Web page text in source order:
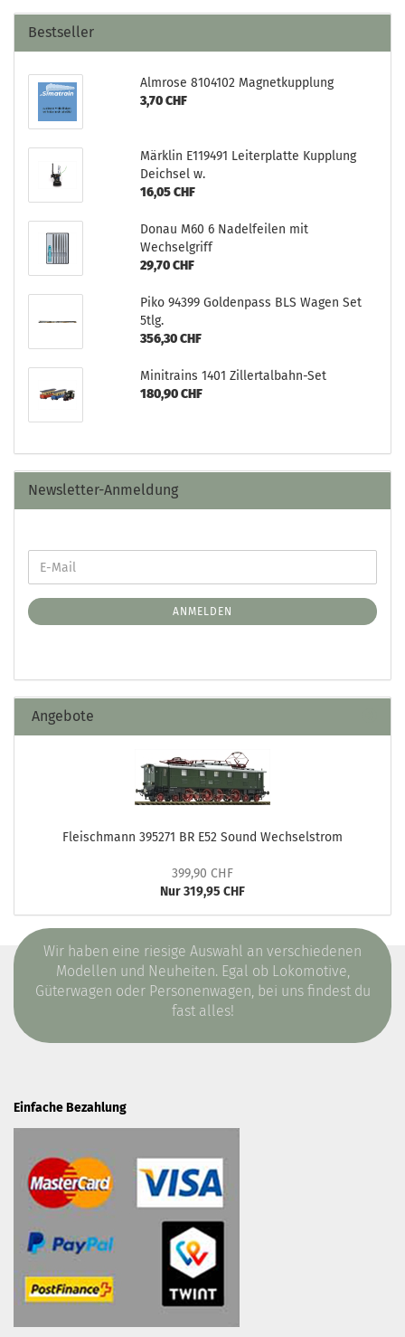
Bestseller
Almrose 8104102 Magnetkupplung
3,70 CHF
Märklin E119491 Leiterplatte Kupplung
Deichsel w.
16,05 CHF
Donau M60 6 Nadelfeilen mit
Wechselgriff
29,70 CHF
Piko 94399 Goldenpass BLS Wagen Set
5tlg.
356,30 CHF
Minitrains 1401 Zillertalbahn-Set
180,90 CHF
Newsletter-Anmeldung
ANMELDEN
Angebote
Fleischmann 395271 BR E52 Sound Wechselstrom
399,90 CHF
Nur 319,95 CHF
Wir haben eine riesige Auswahl an verschiedenen
Modellen und Neuheiten. Egal ob Lokomotive,
Güterwagen oder Personenwagen, bei uns findest du
fast alles!
Einfache Bezahlung